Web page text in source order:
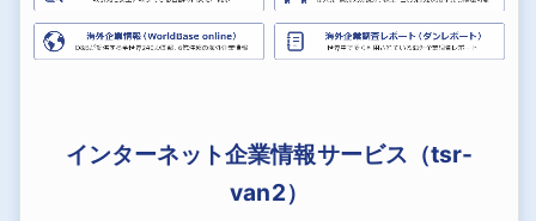
インターネット企業情報サービス（tsr-
van2）